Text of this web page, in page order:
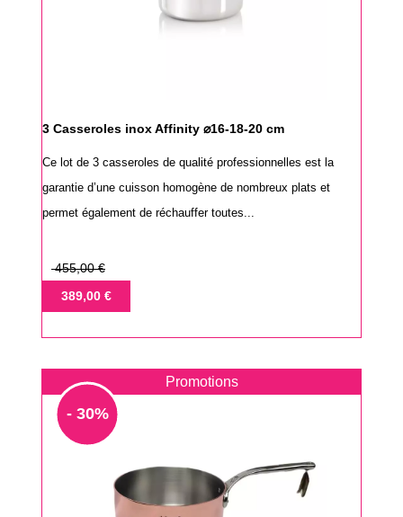
3 Casseroles inox Affinity ⌀16-18-20 cm
Ce lot de 3 casseroles de qualité professionnelles est la
garantie d’une cuisson homogène de nombreux plats et
permet également de réchauffer toutes...
Prix
base
455,00 €
Prix389,00 €
Promotions
- 30%